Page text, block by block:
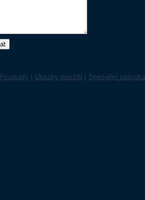
Produkty | Ukázky použítí | Speciální